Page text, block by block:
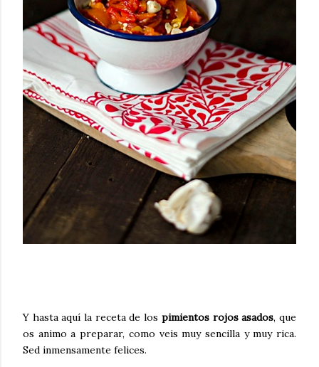
Y hasta aquí la receta de los pimientos rojos asados, que
os animo a preparar, como veis muy sencilla y muy rica.
Sed inmensamente felices.